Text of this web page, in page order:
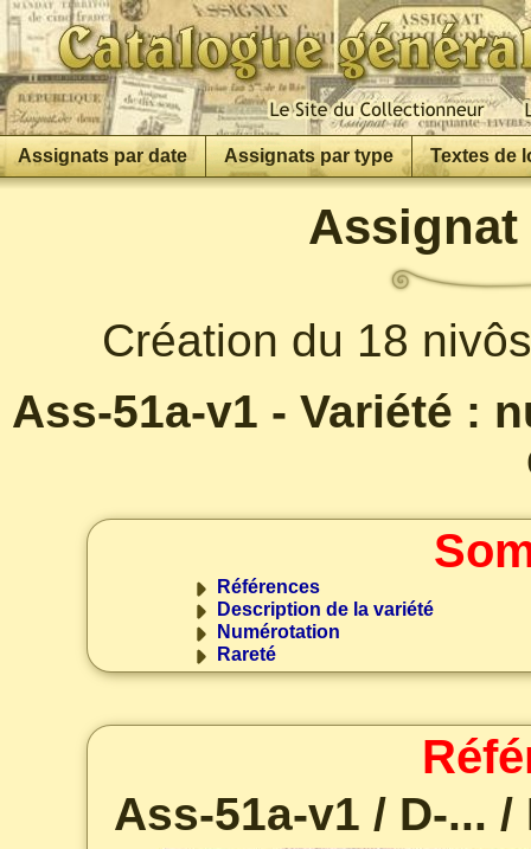
Assignats par date Assignats par type Textes de
Assignat
Création du 18
Ass-51a-v1 - Variété :
Références
Description de la variété
Numérotation
Rareté
Ass-51a-v1 / D-... /